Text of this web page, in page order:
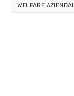
WELFARE